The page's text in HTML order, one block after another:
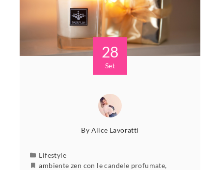
28
Set
By Alice Lavoratti
Lifestyle
ambiente zen con le candele profumate,